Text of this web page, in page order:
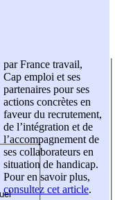
par France travail,
Cap emploi et ses
partenaires pour ses
actions concrètes en
faveur du recrutement,
de l’intégration et de
l’accompagnement de
ses collaborateurs en
situation de handicap.
Pour en savoir plus,
consultez cet article.